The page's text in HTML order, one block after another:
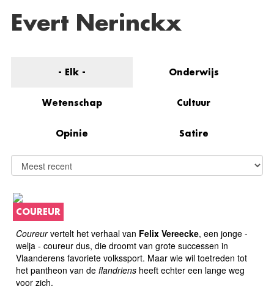
Evert Nerinckx
- Elk - Onderwijs
Wetenschap Cultuur
Opinie Satire
COUREUR
Coureurvertelt het verhaal van Felix Vereecke, een jonge -
welja - coureur dus, die droomt van grote successen in
Vlaanderens favoriete volkssport. Maar wie wil toetreden tot
het pantheon van de flandriens heeft echter een lange weg
voor zich.